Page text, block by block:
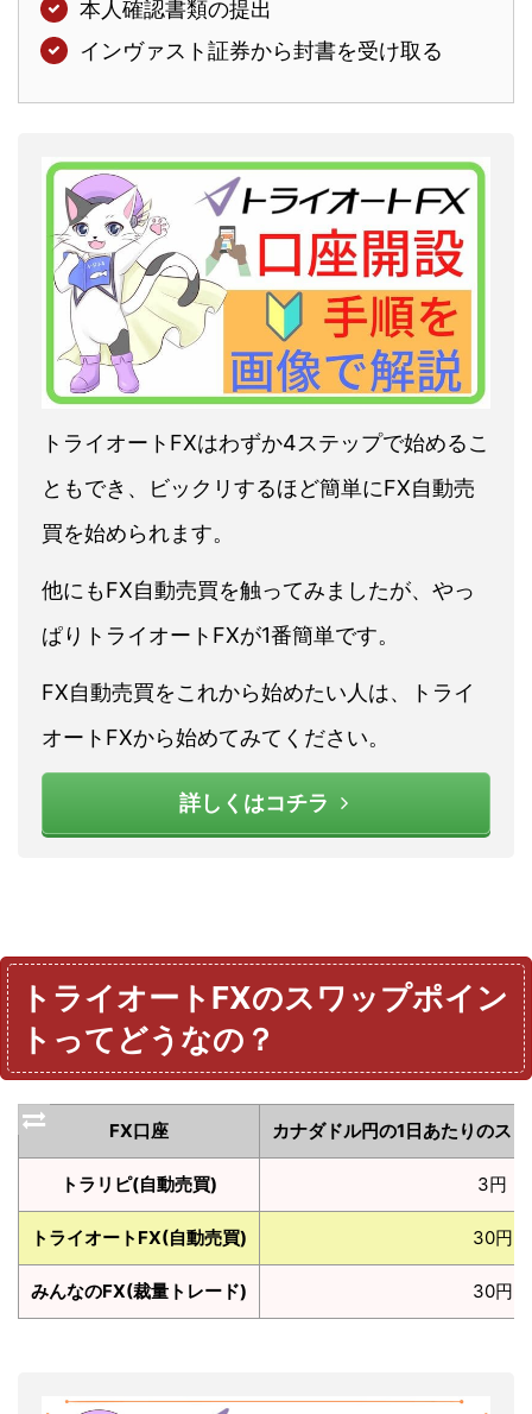
本人確認書類の提出
インヴァスト証券から封書を受け取る
トライオートFXはわずか4ステップで始めるこ
ともでき、ビックリするほど簡単にFX自動売
買を始められます。
他にもFX自動売買を触ってみましたが、やっ
ぱりトライオートFXが1番簡単です。
FX自動売買をこれから始めたい人は、トライ
オートFXから始めてみてください。
詳しくはコチラ
トライオートFXのスワップポイン
トってどうなの？
FX口座 カナダドル円の1日あたりのス
トラリピ(自動売買) 3円
トライオートFX(自動売買) 30円
みんなのFX(裁量トレード) 30円